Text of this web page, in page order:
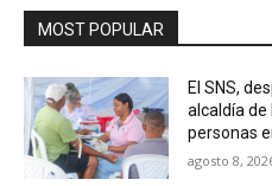
MOST POPULAR
El SNS,
alcaldía de
personas
agosto 8,